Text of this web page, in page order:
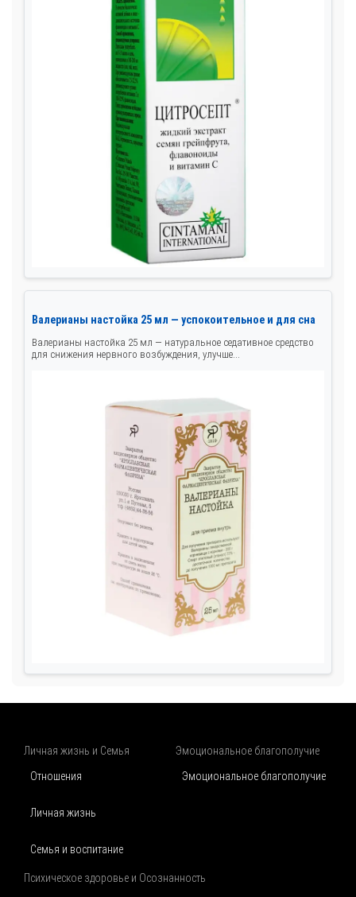
Валерианы настойка 25 мл — успокоительное и для сна
Валерианы настойка 25 мл — натуральное седативное средство
для снижения нервного возбуждения, улучше...
Личная жизнь и Семья
Отношения
Личная жизнь
Семья и воспитание
Эмоциональное благополучие
Эмоциональное благополучие
Психическое здоровье и Осознанность